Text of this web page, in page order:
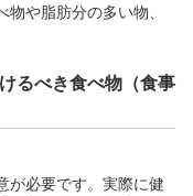
や脂肪分の多い物、
るべき食べ物（食事
が必要です。実際に健